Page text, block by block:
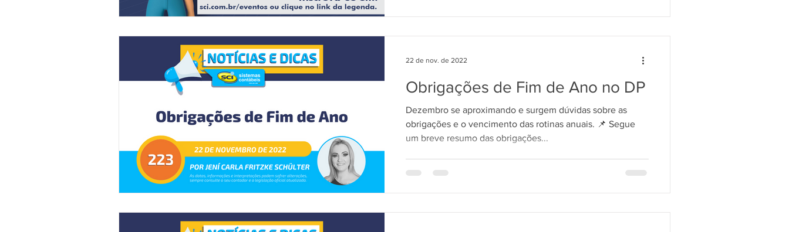
Obrigações de Fim de Ano no DP
Dezembro se aproximando e surgem dúvidas sobre as
obrigações e o vencimento das rotinas anuais. 📌 Segue
um breve resumo das obrigações...
22 de nov. de 2022